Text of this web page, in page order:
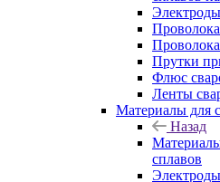
Прутки
Флюс
Ленты
Материалы для
Назад
сплавов